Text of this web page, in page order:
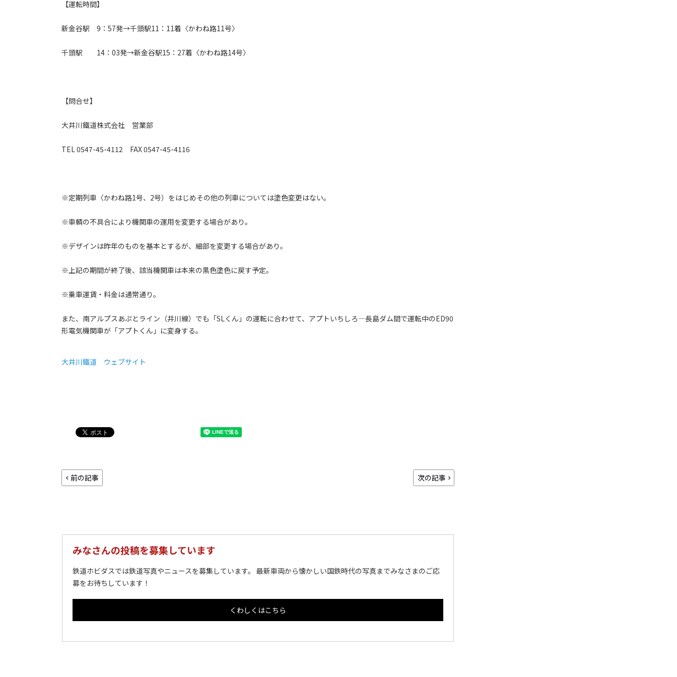
【運転時間】
新金谷駅 9：57発→千頭駅11：11着〈かわね路11号〉
千頭駅 14：03発→新金谷駅15：27着〈かわね路14号〉
【問合せ】
大井川鐵道株式会社 営業部
TEL 0547-45-4112 FAX 0547-45-4116
※定期列車〈かわね路1号、2号）をはじめその他の列車については塗色変更はない。
※車輌の不具合により機関車の運用を変更する場合があり。
※デザインは昨年のものを基本とするが、細部を変更する場合があり。
※上記の期間が終了後、該当機関車は本来の黒色塗色に戻す予定。
※乗車運賃・料金は通常通り。
また、南アルプスあぷとライン（井川線）でも「SLくん」の運転に合わせて、アプトいちしろ―長島ダム間で運転中のED90
形電気機関車が「アプトくん」に変身する。
大井川鐵道 ウェブサイト
前の記事 次の記事
みなさんの投稿を募集しています
鉄道ホビダスでは鉄道写真やニュースを募集しています。 最新車両から懐かしい国鉄時代の写真までみなさまのご応
募をお待ちしています！
くわしくはこちら